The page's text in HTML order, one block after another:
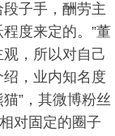
子手，酬劳主
度来定的。”董
，所以对自己
，业内知名度
”，其微博粉丝
对固定的圈子